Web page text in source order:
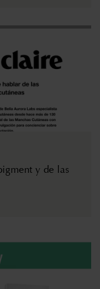
y de las